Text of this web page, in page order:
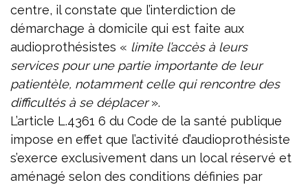
centre, il constate que l’interdiction de
démarchage à domicile qui est faite aux
audioprothésistes « limite l’accès à leurs
services pour une partie importante de leur
patientèle, notamment celle qui rencontre des
difficultés à se déplacer».
L’article L.4361 6 du Code de la santé publique
impose en effet que l’activité d’audioprothésiste
s’exerce exclusivement dans un local réservé et
aménagé selon des conditions définies par